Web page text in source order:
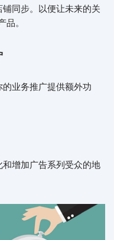
同步。以便让未来的关
品。
业务推广提供额外功
增加广告系列受众的地